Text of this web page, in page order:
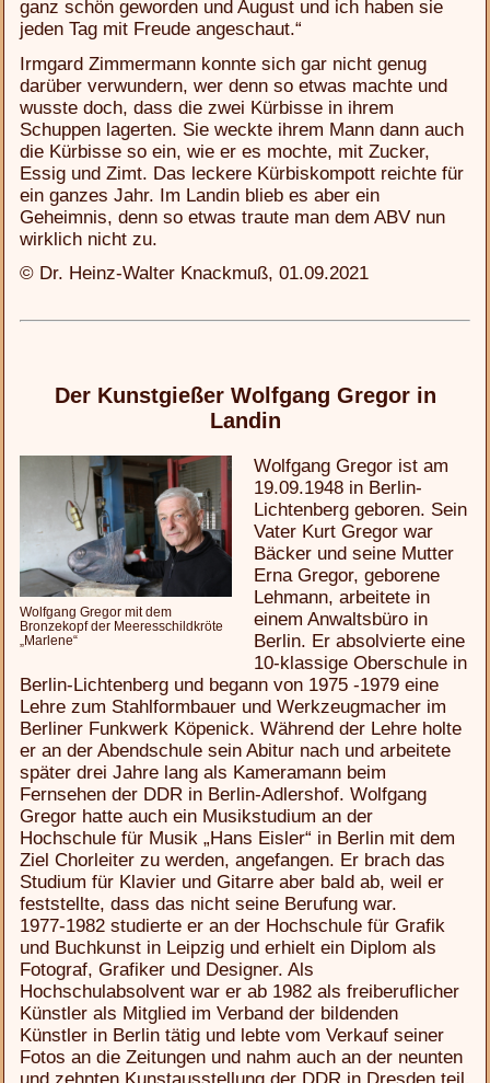
ganz schön geworden und August und ich haben sie
jeden Tag mit Freude angeschaut.“
Irmgard Zimmermann konnte sich gar nicht genug
darüber verwundern, wer denn so etwas machte und
wusste doch, dass die zwei Kürbisse in ihrem
Schuppen lagerten. Sie weckte ihrem Mann dann auch
die Kürbisse so ein, wie er es mochte, mit Zucker,
Essig und Zimt. Das leckere Kürbiskompott reichte für
ein ganzes Jahr. Im Landin blieb es aber ein
Geheimnis, denn so etwas traute man dem ABV nun
wirklich nicht zu.
© Dr. Heinz-Walter Knackmuß, 01.09.2021
Der Kunstgießer Wolfgang Gregor in
Landin
Wolfgang Gregor mit dem
Bronzekopf der Meeresschildkröte
„Marlene“
Wolfgang Gregor ist am
19.09.1948 in Berlin-
Lichtenberg geboren. Sein
Vater Kurt Gregor war
Bäcker und seine Mutter
Erna Gregor, geborene
Lehmann, arbeitete in
einem Anwaltsbüro in
Berlin. Er absolvierte eine
10-klassige Oberschule in
Berlin-Lichtenberg und begann von 1975 -1979 eine
Lehre zum Stahlformbauer und Werkzeugmacher im
Berliner Funkwerk Köpenick. Während der Lehre holte
er an der Abendschule sein Abitur nach und arbeitete
später drei Jahre lang als Kameramann beim
Fernsehen der DDR in Berlin-Adlershof. Wolfgang
Gregor hatte auch ein Musikstudium an der
Hochschule für Musik „Hans Eisler“ in Berlin mit dem
Ziel Chorleiter zu werden, angefangen. Er brach das
Studium für Klavier und Gitarre aber bald ab, weil er
feststellte, dass das nicht seine Berufung war.
1977-1982 studierte er an der Hochschule für Grafik
und Buchkunst in Leipzig und erhielt ein Diplom als
Fotograf, Grafiker und Designer. Als
Hochschulabsolvent war er ab 1982 als freiberuflicher
Künstler als Mitglied im Verband der bildenden
Künstler in Berlin tätig und lebte vom Verkauf seiner
Fotos an die Zeitungen und nahm auch an der neunten